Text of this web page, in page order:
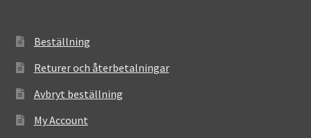
Beställning
Returer och återbetalningar
Avbryt beställning
My Account